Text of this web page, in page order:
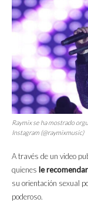
Raymix se ha mostrado
Instagram (@raymixmusic)
A través de un video
quienes le
su orientación sexual
poderoso.